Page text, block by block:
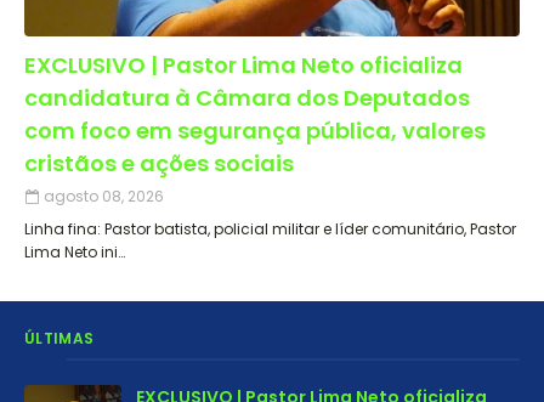
EXCLUSIVO | Pastor Lima Neto oficializa
candidatura à Câmara dos Deputados
com foco em segurança pública, valores
cristãos e ações sociais
agosto 08, 2026
Linha fina: Pastor batista, policial militar e líder comunitário, Pastor
Lima Neto ini…
ÚLTIMAS